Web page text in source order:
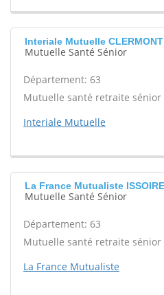
Interiale Mutuelle CLERMONT
Mutuelle Santé Sénior
Département: 63
Mutuelle santé retraite sénior
Interiale Mutuelle
La France Mutualiste ISSOIRE
Mutuelle Santé Sénior
Département: 63
Mutuelle santé retraite sénior
La France Mutualiste